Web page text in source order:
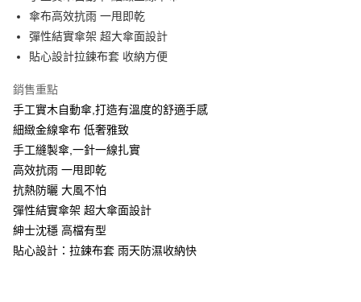
街口支付
悠遊付
Google Pay
AFTEE先享後付
相關說明
【關於「AFTEE先享後付」】
AFTEE先享後付是「在收到商品之後才付款」的支付方式。 讓您購物簡單
便利好安心！
１．簡單：不需註冊會員、不需綁卡、不需儲值。
２．便利：只要手機號碼，簡訊認證，即可結帳。
【「AFTEE先享後付」結帳流程】
運送方式
宅配(廠商直送🚚)
每筆NT$100，滿NT$590(含以上)免運費
宅配(離島廠商直送🚚)
傘布高效抗雨 一甩即乾
彈性結實傘架 超大傘面設計
貼心設計拉鍊布套 收納方便
銷售重點
手工實木自動傘,打造有溫度的舒適手感
細緻金線傘布 低奢雅致
手工縫製傘,一針一線扎實
高效抗雨 一甩即乾
抗熱防曬 大風不怕
彈性結實傘架 超大傘面設計
紳士沈穩 高檔有型
貼心設計：拉鍊布套 雨天防濕收納快